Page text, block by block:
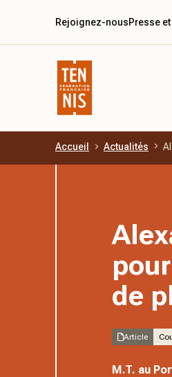
Aller au contenu principal
Rejoignez-nousPresse
Accueil Actualités
de
Article
M.T. au